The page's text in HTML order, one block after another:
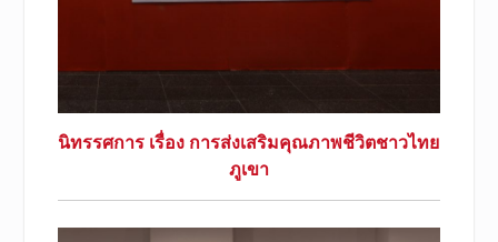
นิทรรศการ เรื่อง การส่งเสริมคุณภาพชีวิตชาวไทย
ภูเขา